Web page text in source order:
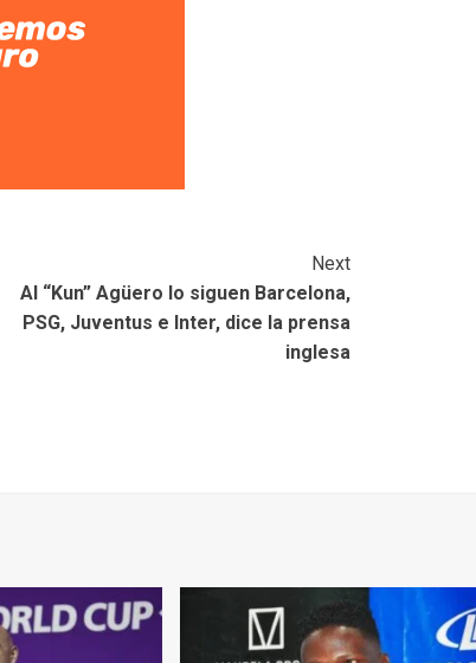
Next
Al “Kun” Agüero lo siguen Barcelona,
PSG, Juventus e Inter, dice la prensa
inglesa